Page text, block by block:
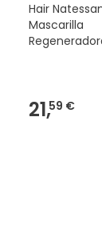
Hair
Mascarilla
21,59 €